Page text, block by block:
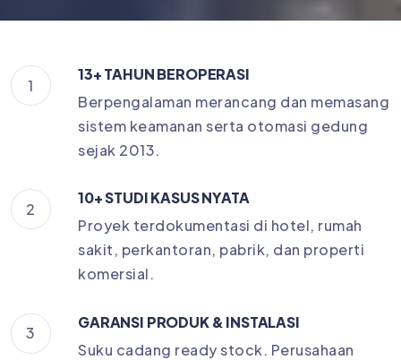
1
13+ TAHUN BEROPERASI
Berpengalaman merancang dan memasang
sistem keamanan serta otomasi gedung
sejak 2013.
2
10+ STUDI KASUS NYATA
Proyek terdokumentasi di hotel, rumah
sakit, perkantoran, pabrik, dan properti
komersial.
3
GARANSI PRODUK & INSTALASI
Suku cadang ready stock. Perusahaan